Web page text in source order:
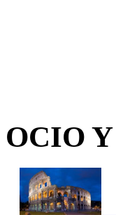
OCIO